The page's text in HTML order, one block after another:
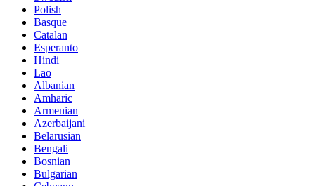
Polish
Basque
Catalan
Esperanto
Hindi
Lao
Albanian
Amharic
Armenian
Azerbaijani
Belarusian
Bengali
Bosnian
Bulgarian